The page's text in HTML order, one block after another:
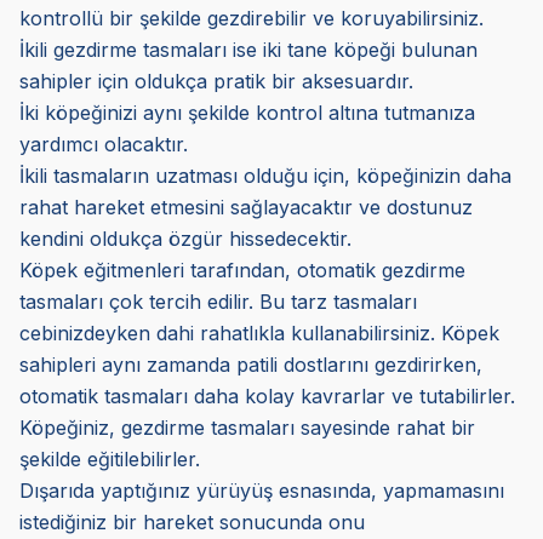
kontrollü bir şekilde gezdirebilir ve koruyabilirsiniz.
İkili gezdirme tasmaları ise iki tane köpeği bulunan
sahipler için oldukça pratik bir aksesuardır.
İki köpeğinizi aynı şekilde kontrol altına tutmanıza
yardımcı olacaktır.
İkili tasmaların uzatması olduğu için, köpeğinizin daha
rahat hareket etmesini sağlayacaktır ve dostunuz
kendini oldukça özgür hissedecektir.
Köpek eğitmenleri tarafından, otomatik gezdirme
tasmaları çok tercih edilir. Bu tarz tasmaları
cebinizdeyken dahi rahatlıkla kullanabilirsiniz. Köpek
sahipleri aynı zamanda patili dostlarını gezdirirken,
otomatik tasmaları daha kolay kavrarlar ve tutabilirler.
Köpeğiniz, gezdirme tasmaları sayesinde rahat bir
şekilde eğitilebilirler.
Dışarıda yaptığınız yürüyüş esnasında, yapmamasını
istediğiniz bir hareket sonucunda onu